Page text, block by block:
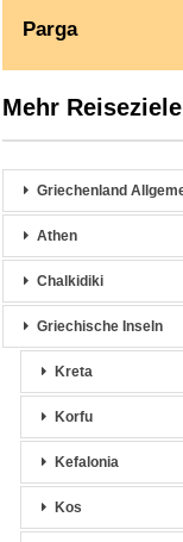
Parga
Mehr
Griechenland
Athen
Chalkidiki
Griechische Inseln
Kreta
Korfu
Kefalonia
Kos